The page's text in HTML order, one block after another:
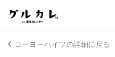
コーヨーハイツの詳細に戻る